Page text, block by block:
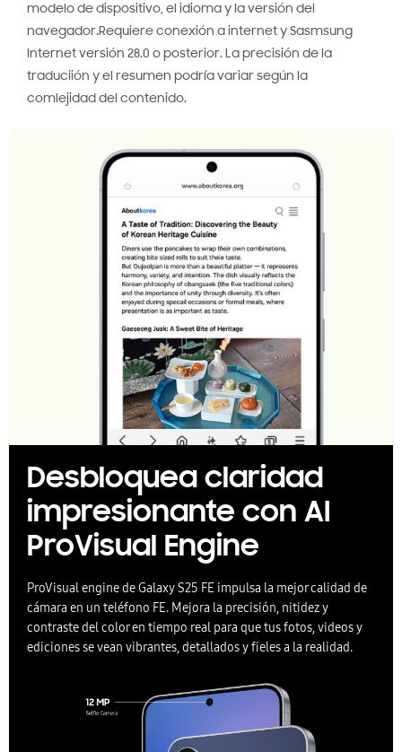
modelo de dispositivo, el idioma y la versión del
navegador.Requiere conexión a internet y Sasmsung
Internet versión 28.0 o posterior. La precisión de la
traduciión y el resumen podría variar según la
comlejidad del contenido.
Desbloquea claridad
impresionante con AI
ProVisual Engine
ProVisual engine de Galaxy S25 FE impulsa la mejor calidad de
cámara en un teléfono FE. Mejora la precisión, nitidez y
contraste del color en tiempo real para que tus fotos, videos y
ediciones se vean vibrantes, detallados y fieles a la realidad.